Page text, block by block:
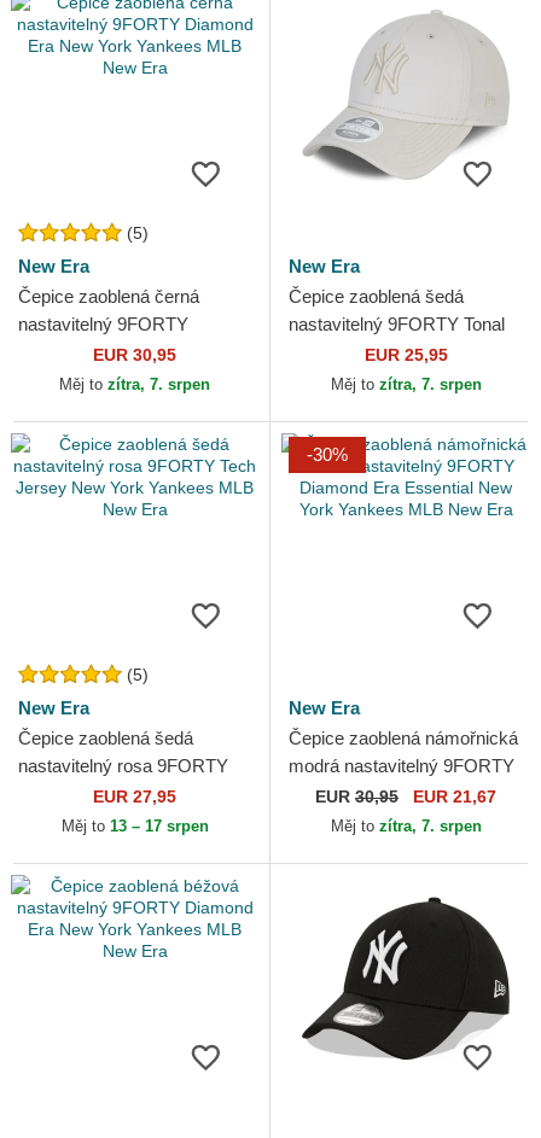
(5)
New Era
Čepice zaoblená černá
nastavitelný 9FORTY
Diamond Era New York
Yankees MLB New Era
EUR 30,95
Měj to zítra, 7. srpen
New Era
Čepice zaoblená šedá
nastavitelný 9FORTY Tonal
New York Yankees MLB New
EUR 25,95
Měj to zítra, 7. srpen
(5)
New Era
Čepice zaoblená šedá
nastavitelný rosa 9FORTY
Tech Jersey New York
Yankees MLB New Era
EUR 27,95
Měj to 13 – 17 srpen
-30%
New Era
Čepice zaoblená námořnická
modrá nastavitelný 9FORTY
Diamond Era Essential New
York Yankees MLB...
EUR 30,95 EUR 21,67
Měj to zítra, 7. srpen